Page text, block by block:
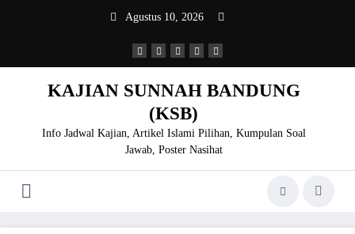
Agustus 10, 2026
KAJIAN SUNNAH BANDUNG
(KSB)
Info Jadwal Kajian, Artikel Islami Pilihan, Kumpulan Soal
Jawab, Poster Nasihat